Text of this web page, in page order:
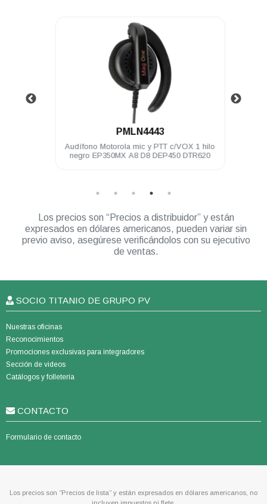
PMLN4443
Audífono Motorola mic y PTT c/VOX 1 hilo
negro EP350MX A8 D8 DEP450 DTR620
Los precios son “Precios a distribuidor” y están
expresados en dólares americanos, pueden variar sin
previo aviso, asegúrese verificándolos con su ejecutivo
de ventas.
SOCIO TITANIO DE GRUPO PV
Nuestras oficinas
Reconocimientos
Promociones exclusivas para integradores
Sección de videos
Catálogos y folletería
CONTACTO
Formulario de contacto
Los precios son “Precios de lista” y están expresados en dólares americanos, no